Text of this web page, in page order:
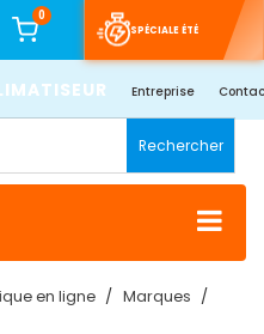
0
SPÉCIALE ÉTÉ
Entreprise
Rechercher
en ligne
Marques